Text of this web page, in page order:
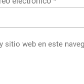
web en este